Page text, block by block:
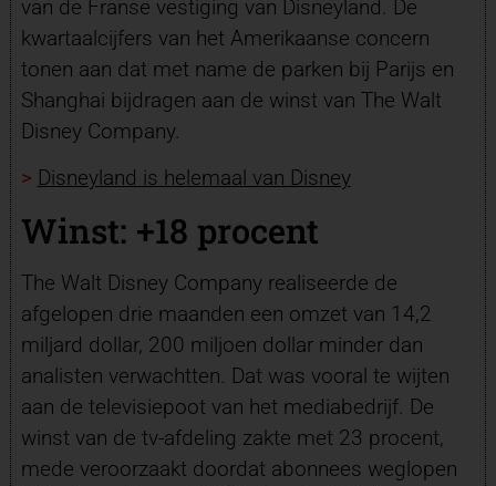
van de Franse vestiging van Disneyland. De
kwartaalcijfers van het Amerikaanse concern
tonen aan dat met name de parken bij Parijs en
Shanghai bijdragen aan de winst van The Walt
Disney Company.
> Disneyland is helemaal van Disney
Winst: +18 procent
The Walt Disney Company realiseerde de
afgelopen drie maanden een omzet van 14,2
miljard dollar, 200 miljoen dollar minder dan
analisten verwachtten. Dat was vooral te wijten
aan de televisiepoot van het mediabedrijf. De
winst van de tv-afdeling zakte met 23 procent,
mede veroorzaakt doordat abonnees weglopen